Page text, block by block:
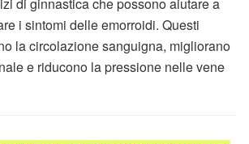
i sintomi delle emorroidi. Questi
la circolazione sanguigna, migliorano
e riducono la pressione nelle vene